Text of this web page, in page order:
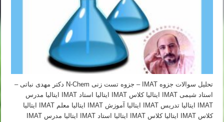
تحلیل سوالات جزوه IMAT – جزوه تست زنی N-Chem دکتر مهدی نباتی –
استاد شیمی IMAT ایتالیا کلاس IMAT ایتالیا استاد IMAT ایتالیا مدرس
IMAT ایتالیا تدریس IMAT ایتالیا آموزش IMAT ایتالیا معلم IMAT ایتالیا
کلاس IMAT ایتالیا کلاس IMAT ایتالیا استاد IMAT ایتالیا مدرس IMAT